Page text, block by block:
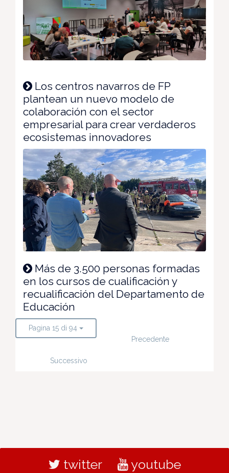
Los centros navarros de FP
plantean un nuevo modelo de
colaboración con el sector
empresarial para crear verdaderos
ecosistemas innovadores
Más de 3.500 personas formadas
en los cursos de cualificación y
recualificación del Departamento de
Educación
Pagina 15 di 94
Precedente
Successivo
twitter youtube